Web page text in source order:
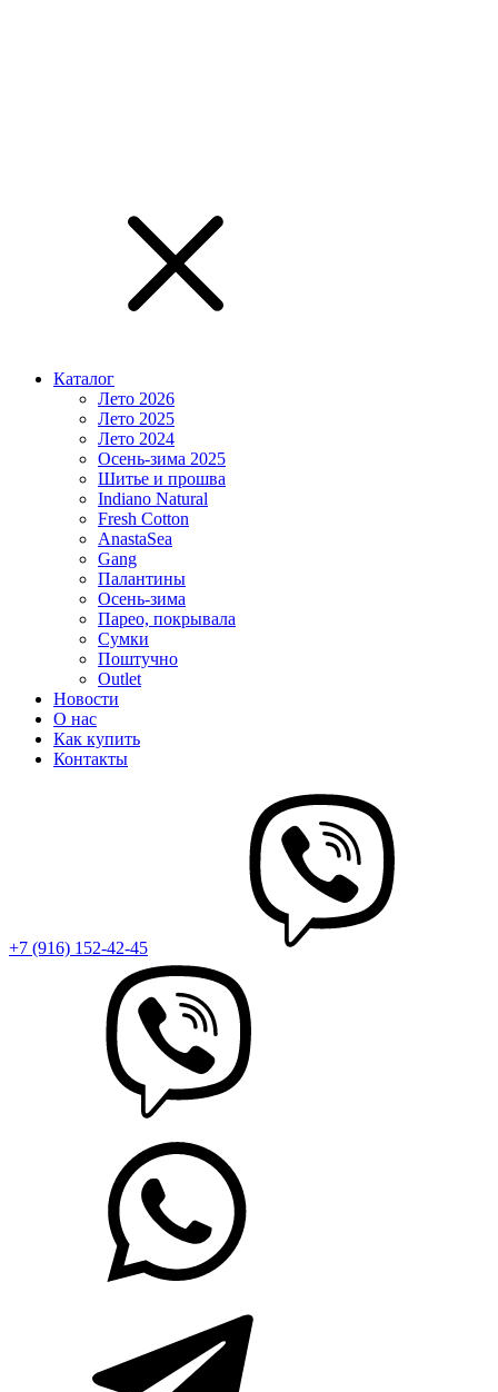
Каталог
Лето 2026
Лето 2025
Лето 2024
Осень-зима 2025
Шитье и прошва
Indiano Natural
Fresh Cotton
AnastaSea
Gang
Палантины
Осень-зима
Парео, покрывала
Сумки
Поштучно
Outlet
Новости
О нас
Как купить
Контакты
+7 (916) 152-42-45